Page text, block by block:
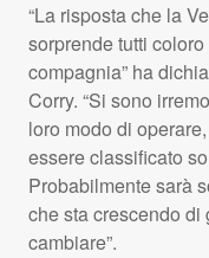
“La risposta che la
sorprende tutti
compagnia” ha
Corry. “Si sono
loro modo di
essere classificato
Probabilmente sarà
che sta crescendo
cambiare”.